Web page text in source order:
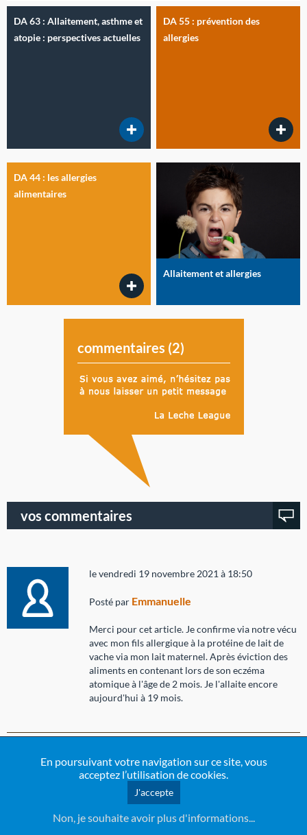
En poursuivant votre navigation sur ce site, vous
acceptez l’utilisation de cookies.
J'accepte
Non, je souhaite avoir plus d'informations...
DA 63 : Allaitement, asthme et
atopie : perspectives actuelles
DA 55 : prévention des
allergies
DA 44 : les allergies
alimentaires
Allaitement et allergies
commentaires (2)
vos commentaires
le vendredi 19 novembre 2021 à 18:50
Posté par Emmanuelle
Merci pour cet article. Je confirme via notre vécu
avec mon fils allergique à la protéine de lait de
vache via mon lait maternel. Après éviction des
aliments en contenant lors de son eczéma
atomique à l'âge de 2 mois. Je l'allaite encore
aujourd'hui à 19 mois.
le dimanche 28 juillet 2019 à 18:26
Foudi
Merci